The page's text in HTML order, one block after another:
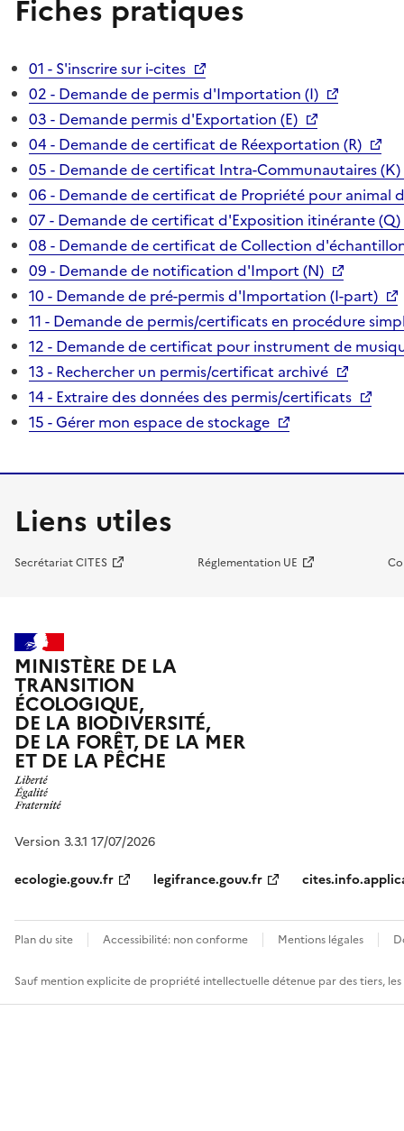
Fiches pratiques
01 - S'inscrire sur i-cites
02 - Demande de permis d'Importation (I)
03 - Demande permis d'Exportation (E)
04 - Demande de certificat de Réexportation (R)
05 - Demande de certificat Intra-Communautaires (K)
06 - Demande de certificat de Propriété pour animal
07 - Demande de certificat d'Exposition itinérante (Q)
08 - Demande de certificat de Collection
09 - Demande de notification d'Import (N)
10 - Demande de pré-permis d'Importation (I-part)
11 - Demande de permis/certificats en procédure
12 - Demande de certificat pour instrument de
13 - Rechercher un permis/certificat archivé
14 - Extraire des données des permis/certificats
15 - Gérer mon espace de stockage
Liens utiles
Secrétariat CITES Réglementation UE
MINISTÈRE DE LA
TRANSITION
ÉCOLOGIQUE,
DE LA BIODIVERSITÉ,
DE LA FORÊT, DE LA MER
ET DE LA PÊCHE
Version 3.3.1 17/07/2026
ecologie.gouv.fr
legifrance.gouv.fr
Plan du site Accessibilité: non conforme Mentions légales
Sauf mention explicite de propriété intellectuelle détenue par des tiers,